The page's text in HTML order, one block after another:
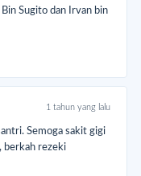
Sugito dan Irvan bin
1 tahun yang lalu
Semoga sakit gigi
berkah rezeki